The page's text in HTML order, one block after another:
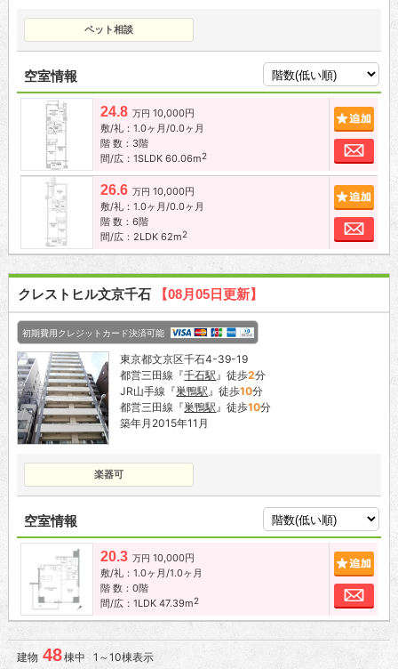
ペット相談
空室情報
24.8 万円 10,000円
敷/礼：1.0ヶ月/0.0ヶ月
階 数：3階
間/広：1SLDK 60.06m2
お
26.6 万円 10,000円
敷/礼：1.0ヶ月/0.0ヶ月
階 数：6階
間/広：2LDK 62m2
お
クレストヒル文京千石 【08月05日更新】
初期費用クレジットカード決済可能
東京都文京区千石4-39-19
都営三田線『千石駅』徒歩2分
JR山手線『巣鴨駅』徒歩10分
都営三田線『巣鴨駅』徒歩10分
築年月2015年11月
楽器可
空室情報
20.3 万円 10,000円
敷/礼：1.0ヶ月/1.0ヶ月
階 数：0階
間/広：1LDK 47.39m2
お
建物 48棟中 1～10棟表示